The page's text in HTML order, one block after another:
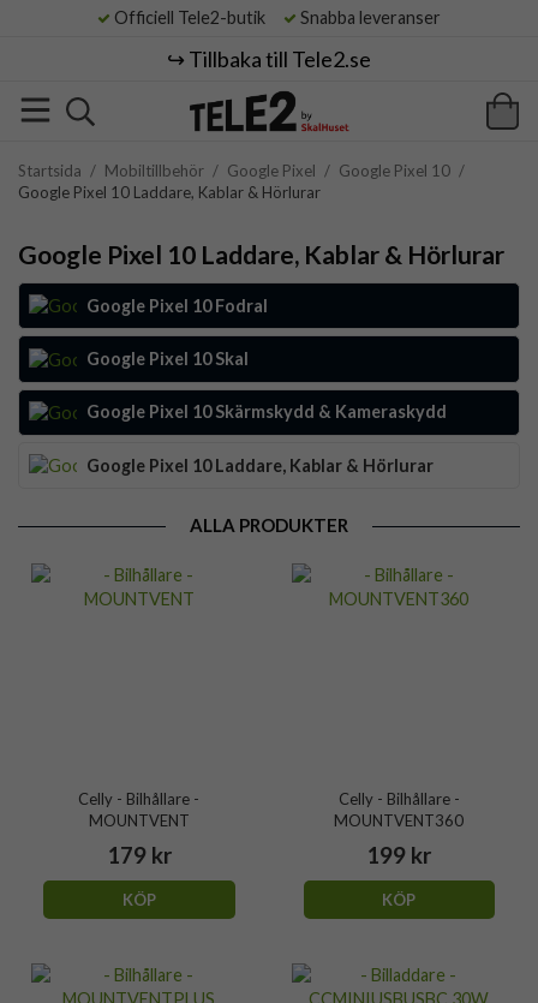
Officiell Tele2-butik Snabba leveranser
↪️ Tillbaka till Tele2.se
Startsida / Mobiltillbehör / Google Pixel / Google Pixel 10 /
Google Pixel 10 Laddare, Kablar & Hörlurar
Google Pixel 10 Laddare, Kablar & Hörlurar
Google Pixel 10 Fodral
Google Pixel 10 Skal
Google Pixel 10 Skärmskydd & Kameraskydd
Google Pixel 10 Laddare, Kablar & Hörlurar
ALLA PRODUKTER
Celly - Bilhållare -
MOUNTVENT
179 kr
KÖP
Celly - Bilhållare -
MOUNTVENT360
199 kr
KÖP